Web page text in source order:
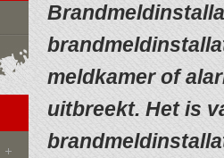
meldkamer of
uitbreekt. Het is